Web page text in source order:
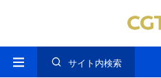
サイト内検索